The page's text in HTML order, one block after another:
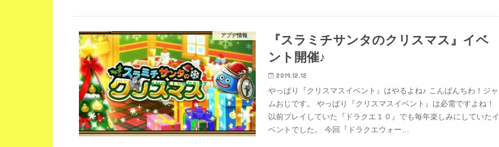
アプデ情報
『スラミチサンタのクリスマス』イベ
ント開催♪
2019.12.12
やっぱり『クリスマスイベント』はやるよね♪ こんばんちわ！ジャ
ムおじです。 やっぱり『クリスマスイベント』は必需ですよね！
以前プレイしていた『ドラクエ１０』でも毎年楽しみにしていたイ
ベントでした。 今回『ドラクエウォー…